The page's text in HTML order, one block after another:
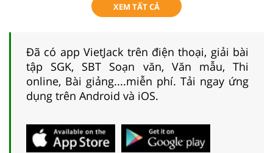
XEM TẤT CẢ
Đã có app VietJack trên điện thoại, giải bài
tập SGK, SBT Soạn văn, Văn mẫu, Thi
online, Bài giảng....miễn phí. Tải ngay ứng
dụng trên Android và iOS.